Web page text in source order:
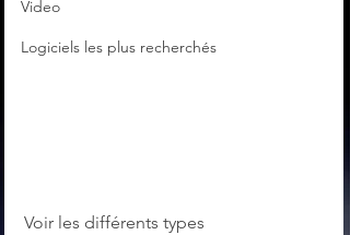
Video
Logiciels les plus recherchés
Voir les différents types